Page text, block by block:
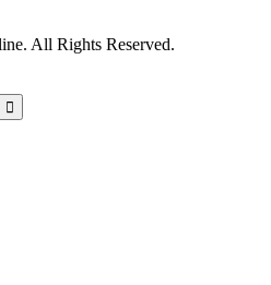
All Rights Reserved.